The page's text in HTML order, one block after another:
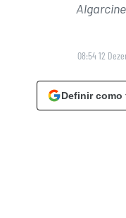
08:54 12
Definir